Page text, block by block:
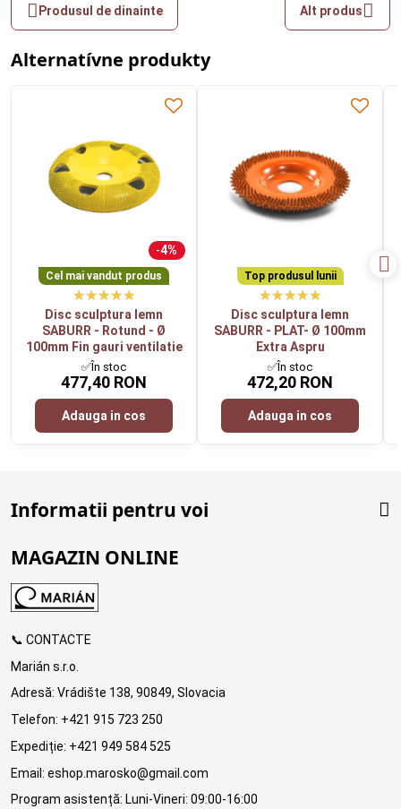
Produsul de dinainte Alt produs
Alternatívne produkty
4%
Cel mai vandut produs
Disc sculptura lemn
SABURR - Rotund - Ø
100mm Fin gauri ventilatie
✅În stoc
477,40 RON
Adauga in cos
Top produsul lunii
Disc sculptura lemn
SABURR - PLAT- Ø 100mm
Extra Aspru
✅În stoc
472,20 RON
Adauga in cos
Informatii pentru voi
MAGAZIN ONLINE
📞 CONTACTE
Marián s.r.o.
Adresă: Vrádište 138, 90849, Slovacia
Telefon: +421 915 723 250
Expediție: +421 949 584 525
Email: eshop.marosko@gmail.com
Program asistență: Luni-Vineri: 09:00-16:00